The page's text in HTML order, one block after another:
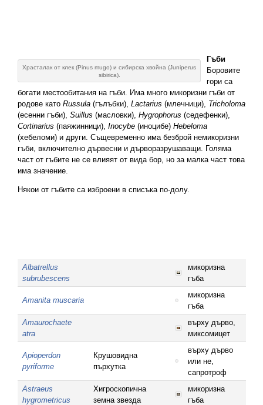
Храсталак от клек (Pinus mugo) и сибирска хвойна (Juniperus
sibirica).
Гъби
Боровите
гори са
богати местообитания на гъби. Има много микоризни гъби от
родове като Russula (гълъбки), Lactarius (млечници), Tricholoma
(есенни гъби), Suillus (масловки), Hygrophorus (седефенки),
Cortinarius (паяжинници), Inocybe (иноцибе) Hebeloma
(хебеломи) и други. Същевременно има безброй немикоризни
гъби, включително дървесни и дърворазрушаващи. Голяма
част от гъбите не се влияят от вида бор, но за малка част това
има значение.
Някои от гъбите са изброени в списъка по-долу.
Albatrellus
subrubescens
микоризна
гъба
Amanita muscaria
микоризна
гъба
Amaurochaete
atra
върху дърво,
миксомицет
Apioperdon
pyriforme
Крушовидна
пърхутка
върху дърво
или не,
сапротроф
Astraeus
hygrometricus
Хигроскопична
земна звезда
микоризна
гъба